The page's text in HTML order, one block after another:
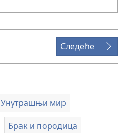
Следеће
Унутрашњи мир
Брак и породица